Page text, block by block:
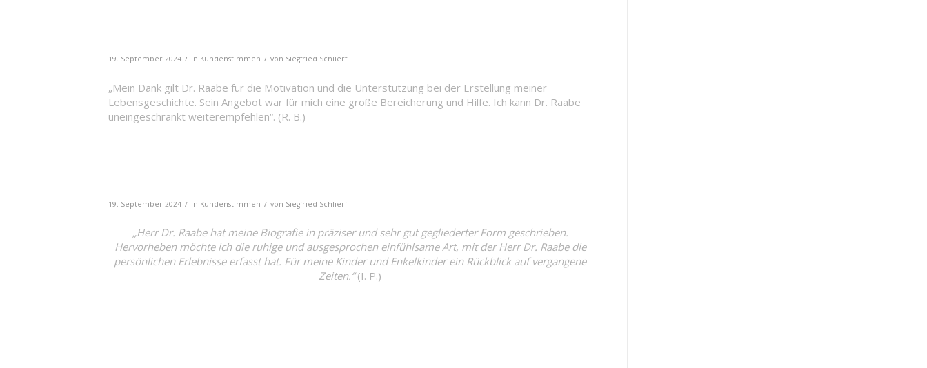
19. September 2024 / in Kundenstimmen / von Siegfried Schlierf
„Mein Dank gilt Dr. Raabe für die Motivation und die Unterstützung bei der Erstellung meiner
Lebensgeschichte. Sein Angebot war für mich eine große Bereicherung und Hilfe. Ich kann Dr. Raabe
uneingeschränkt weiterempfehlen“. (R. B.)
19. September 2024 / in Kundenstimmen / von Siegfried Schlierf
„Herr Dr. Raabe hat meine Biografie in präziser und sehr gut gegliederter Form geschrieben.
Hervorheben möchte ich die ruhige und ausgesprochen einfühlsame Art, mit der Herr Dr. Raabe die
persönlichen Erlebnisse erfasst hat. Für meine Kinder und Enkelkinder ein Rückblick auf vergangene
Zeiten.“(I. P.)